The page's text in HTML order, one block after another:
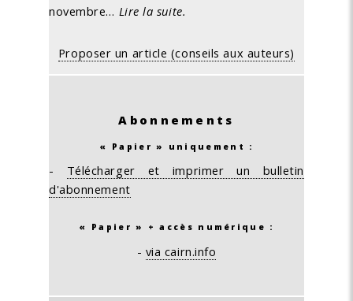
novembre… Lire la suite.
Proposer un article (conseils aux auteurs)
Abonnements
« Papier » uniquement :
- Télécharger et imprimer un bulletin
d'abonnement
« Papier » + accès numérique :
- via cairn.info